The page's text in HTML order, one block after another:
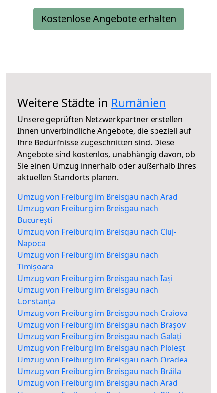
Kostenlose Angebote erhalten
Weitere Städte in Rumänien
Unsere geprüften Netzwerkpartner erstellen
Ihnen unverbindliche Angebote, die speziell auf
Ihre Bedürfnisse zugeschnitten sind. Diese
Angebote sind kostenlos, unabhängig davon, ob
Sie einen Umzug innerhalb oder außerhalb Ihres
aktuellen Standorts planen.
Umzug von Freiburg im Breisgau nach Arad
Umzug von Freiburg im Breisgau nach
București
Umzug von Freiburg im Breisgau nach Cluj-
Napoca
Umzug von Freiburg im Breisgau nach
Timișoara
Umzug von Freiburg im Breisgau nach Iași
Umzug von Freiburg im Breisgau nach
Constanța
Umzug von Freiburg im Breisgau nach Craiova
Umzug von Freiburg im Breisgau nach Brașov
Umzug von Freiburg im Breisgau nach Galați
Umzug von Freiburg im Breisgau nach Ploiești
Umzug von Freiburg im Breisgau nach Oradea
Umzug von Freiburg im Breisgau nach Brăila
Umzug von Freiburg im Breisgau nach Arad